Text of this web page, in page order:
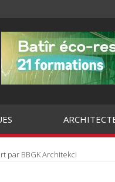
par BBGK Architekci